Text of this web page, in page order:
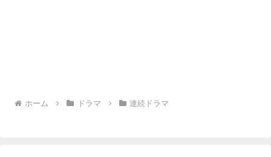
ホーム ドラマ 連続ドラマ